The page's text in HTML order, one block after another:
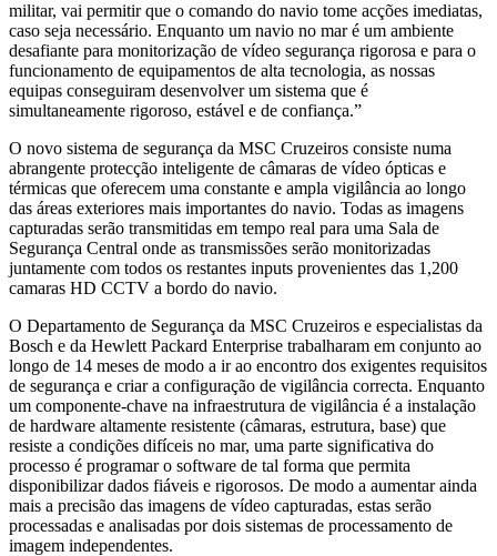
militar, vai permitir que o comando do navio tome acções imediatas,
caso seja necessário. Enquanto um navio no mar é um ambiente
desafiante para monitorização de vídeo segurança rigorosa e para o
funcionamento de equipamentos de alta tecnologia, as nossas
equipas conseguiram desenvolver um sistema que é
simultaneamente rigoroso, estável e de confiança.”
O novo sistema de segurança da MSC Cruzeiros consiste numa
abrangente protecção inteligente de câmaras de vídeo ópticas e
térmicas que oferecem uma constante e ampla vigilância ao longo
das áreas exteriores mais importantes do navio. Todas as imagens
capturadas serão transmitidas em tempo real para uma Sala de
Segurança Central onde as transmissões serão monitorizadas
juntamente com todos os restantes inputs provenientes das 1,200
camaras HD CCTV a bordo do navio.
O Departamento de Segurança da MSC Cruzeiros e especialistas da
Bosch e da Hewlett Packard Enterprise trabalharam em conjunto ao
longo de 14 meses de modo a ir ao encontro dos exigentes requisitos
de segurança e criar a configuração de vigilância correcta. Enquanto
um componente-chave na infraestrutura de vigilância é a instalação
de hardware altamente resistente (câmaras, estrutura, base) que
resiste a condições difíceis no mar, uma parte significativa do
processo é programar o software de tal forma que permita
disponibilizar dados fiáveis e rigorosos. De modo a aumentar ainda
mais a precisão das imagens de vídeo capturadas, estas serão
processadas e analisadas por dois sistemas de processamento de
imagem independentes.